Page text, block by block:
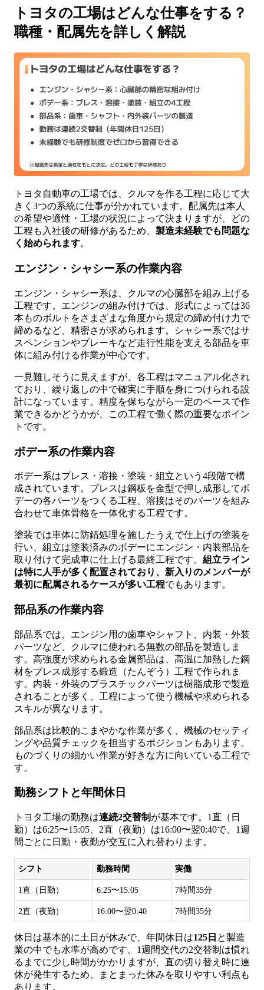
トヨタの工場はどんな仕事をする？
職種・配属先を詳しく解説
トヨタ自動車の工場では、クルマを作る工程に応じて大
きく3つの系統に仕事が分かれています。配属先は本人
の希望や適性・工場の状況によって決まりますが、どの
工程も入社後の研修があるため、 製造未経験でも問題な
く始められます。
エンジン・シャシー系の作業内容
エンジン・シャシー系は、クルマの心臓部を組み上げる
工程です。エンジンの組み付けでは、形式によっては36
本ものボルトをさまざまな角度から規定の締め付け力で
締めるなど、精密さが求められます。シャシー系ではサ
スペンションやブレーキなど走行性能を支える部品を車
体に組み付ける作業が中心です。
一見難しそうに見えますが、各工程はマニュアル化され
ており、繰り返しの中で確実に手順を身につけられる設
計になっています。精度を保ちながら一定のペースで作
業できるかどうかが、この工程で働く際の重要なポイン
トです。
ボデー系の作業内容
ボデー系はプレス・溶接・塗装・組立という4段階で構
成されています。プレスは鋼板を金型で押し成形してボ
デーの各パーツをつくる工程、溶接はそのパーツを組み
合わせて車体骨格を一体化する工程です。
塗装では車体に防錆処理を施したうえで仕上げの塗装を
行い、組立は塗装済みのボデーにエンジン・内装部品を
取り付けて完成車に仕上げる最終工程です。 組立ライン
は特に人手が多く配置されており、新入りのメンバーが
最初に配属されるケースが多い工程でもあります。
部品系の作業内容
部品系では、エンジン用の歯車やシャフト、内装・外装
パーツなど、クルマに使われる無数の部品を製造しま
す。高強度が求められる金属部品は、高温に加熱した鋼
材をプレス成形する鍛造（たんぞう）工程で作られま
す。内装・外装のプラスチックパーツは樹脂成形で製造
されることが多く、工程によって使う機械や求められる
スキルが異なります。
部品系は比較的こまやかな作業が多く、機械のセッティ
ングや品質チェックを担当するポジションもあります。
ものづくりの細かい作業が好きな方に向いている工程で
す。
勤務シフトと年間休日
トヨタ工場の勤務は連続2交替制 が基本です。1直（日
勤）は6:25〜15:05、2直（夜勤）は16:00〜翌0:40で、1週
間ごとに日勤・夜勤が交互に入れ替わります。
シフト 勤務時間 実働
1直（日勤） 6:25〜15:05 7時間35分
2直（夜勤） 16:00〜翌0:40 7時間35分
休日は基本的に土日が休みで、年間休日は125日 と製造
業の中でも水準が高めです。1週間交代の2交替制は慣れ
るまでに少し時間がかかりますが、直の切り替え時に連
休が発生するため、まとまった休みを取りやすい利点も
あります。